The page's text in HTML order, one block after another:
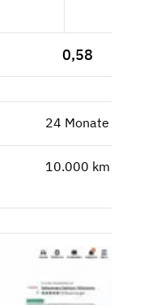
0,58
24 Monate
10.000 km